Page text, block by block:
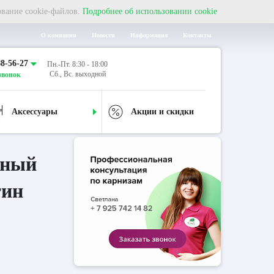
cookie-файлов. Подробнее об использовании cookie
О компании Новости Информация Контакты
56-27
Пн.-Пт. 8:30 - 18:00
Сб., Вс. выходной
Аксессуары Акции и скидки